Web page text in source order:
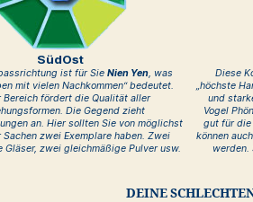
SüdOst
ist für Sie Nien Yen, was
mit vielen Nachkommen“ bedeutet.
Bereich fördert die Qualität aller
Die Gegend zieht
an. Hier sollten Sie von möglichst
Sachen zwei Exemplare haben. Zwei
Gläser, zwei gleichmäßige Pulver usw.
Diese
„höchste
und
Vogel
gut für die
können
werden.
DEINE